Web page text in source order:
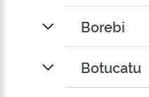
Borebi
Botucatu